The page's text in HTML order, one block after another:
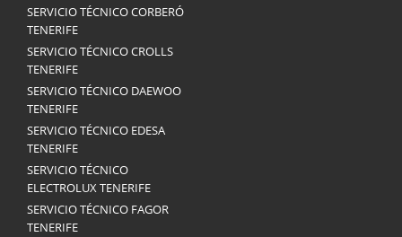
SERVICIO TÉCNICO CORBERÓ
TENERIFE
SERVICIO TÉCNICO CROLLS
TENERIFE
SERVICIO TÉCNICO DAEWOO
TENERIFE
SERVICIO TÉCNICO EDESA
TENERIFE
SERVICIO TÉCNICO
ELECTROLUX TENERIFE
SERVICIO TÉCNICO FAGOR
TENERIFE